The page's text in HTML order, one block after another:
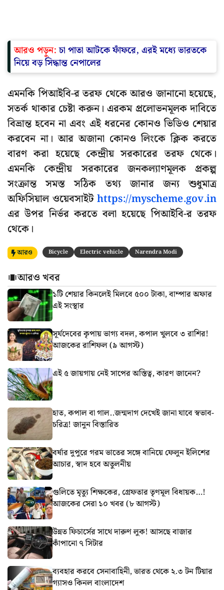
আরও পড়ুন:চা পাতা আটকে ফাঁফরে, এরই মধ্যে ভারতকে
নিয়ে বড় সিদ্ধান্ত নেপালের
এমনকি পিআইবি-র তরফ থেকে আরও জানানো হয়েছে,
সতর্ক থাকার চেষ্টা করুন। এরকম প্রলোভনমূলক দাবিতে
বিভ্রান্ত হবেন না এবং এই ধরনের কোনও ভিডিও শেয়ার
করবেন না। আর অজানা কোনও লিংকে ক্লিক করতে
বারণ করা হয়েছে কেন্দ্রীয় সরকারের তরফ থেকে।
এমনকি কেন্দ্রীয় সরকারের জনকল্যাণমূলক প্রকল্প
সংক্রান্ত সমস্ত সঠিক তথ্য জানার জন্য শুধুমাত্র
অফিসিয়াল ওয়েবসাইটhttps://myscheme.gov.in
এর উপর নির্ভর করতে বলা হয়েছে পিআইবি-র তরফ
থেকে।
আরও Bicycle Electric vehicle Narendra Modi
আরও খবর
১টি শেয়ার কিনলেই মিলবে ৫০০ টাকা, বাম্পার অফার
এই সংস্থার
সূর্যদেবের কৃপায় ভাগ্য বদল, কপাল খুলবে ৩ রাশির!
আজকের রাশিফল (৯ আগস্ট)
এই ৫ জায়গায় নেই সাপের অস্তিত্ব, কারণ জানেন?
হাত, কপাল বা গাল..জন্মদাগ দেখেই জানা যাবে স্বভাব-
চরিত্র! জানুন বিস্তারিত
বর্ষার দুপুরে গরম ভাতের সঙ্গে বানিয়ে ফেলুন ইলিশের
আচার, স্বাদ হবে অতুলনীয়
গুলিতে মৃত্যু শিক্ষকের, গ্রেফতার তৃণমূল বিধায়ক…!
আজকের সেরা ১০ খবর (৮ আগস্ট)
উন্নত ফিচার্সের সাথে দারুণ লুক! আসছে বাজার
কাঁপানো ৭ সিটার
ব্যবহার করবে সেনাবাহিনী, ভারত থেকে ২.৩ টন টিয়ার
গ্যাসও কিনল বাংলাদেশ